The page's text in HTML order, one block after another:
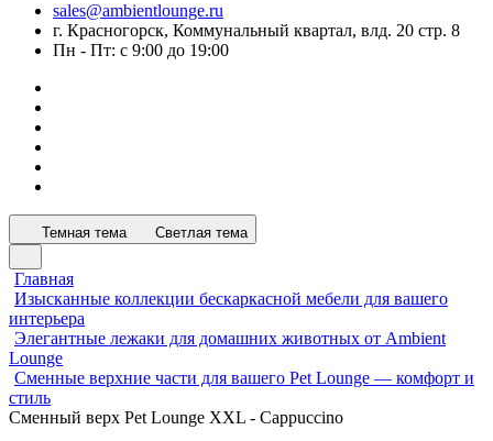
sales@ambientlounge.ru
г. Красногорск, Коммунальный квартал, влд. 20 стр. 8
Пн - Пт: с 9:00 до 19:00
Темная тема Светлая тема
Главная
Изысканные коллекции бескаркасной мебели для вашего
интерьера
Элегантные лежаки для домашних животных от Ambient
Lounge
Сменные верхние части для вашего Pet Lounge — комфорт и
стиль
Сменный верх Pet Lounge XXL - Cappuccino